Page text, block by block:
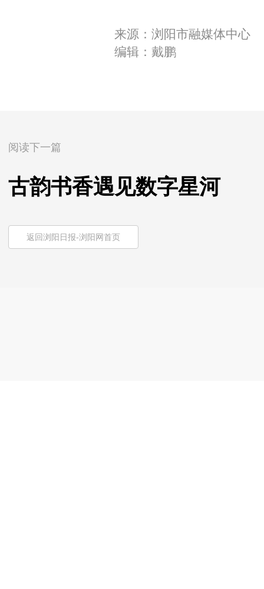
来源：浏阳市融媒体中心
编辑：戴鹏
阅读下一篇
古韵书香遇见数字星河
返回浏阳日报-浏阳网首页